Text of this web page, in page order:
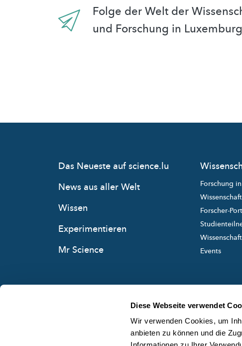
Diese Webseite verwendet
Wir verwenden Cookies, um
anbieten zu können und die
Folge der Welt der
und Forschung in Luxemburg
Das Neueste auf science.lu
News aus aller Welt
Wissen
Experimentieren
Mr Science
Forschung
Forscher-
Events